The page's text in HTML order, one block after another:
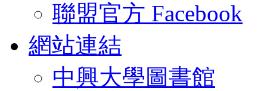
聯盟官方 Facebook
網站連結
中興大學圖書館